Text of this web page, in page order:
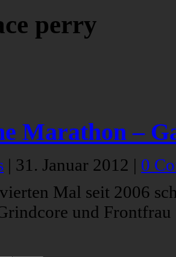
perry
Marathon –
| 31. Januar 2012 | 0
Mal seit 2006
und